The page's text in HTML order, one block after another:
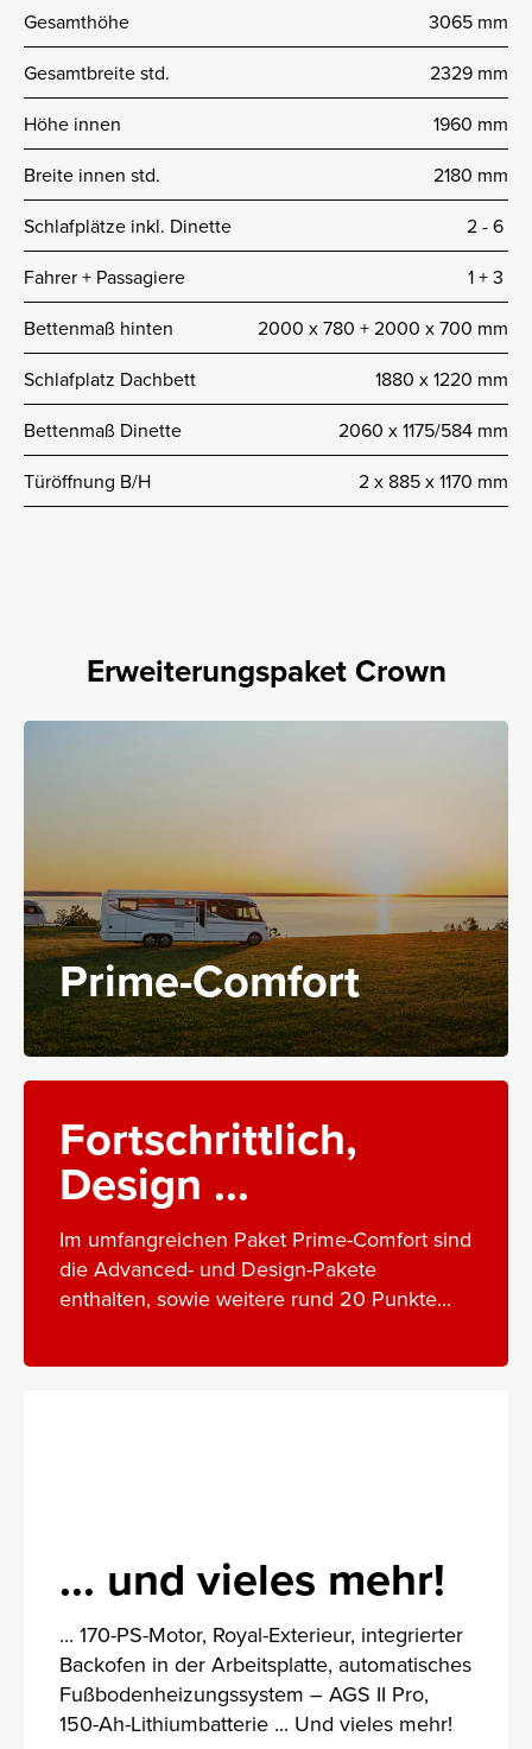
Gesamthöhe
3065 mm
Gesamtbreite std.
2329 mm
Höhe innen
1960 mm
Breite innen std.
2180 mm
Schlafplätze inkl. Dinette
2 -­ 6
Fahrer + Passagiere
1 + 3
Bettenmaß hinten
2000 x 780 + 2000 x 700 mm
Schlafplatz Dachbett
1880 x 1220 mm
Bettenmaß Dinette
2060 x 1175/584 mm
Türöffnung B/H
2 x 885 x 1170 mm
Erweiterungspaket Crown
Prime-Comfort
Fortschrittlich,
Design ...
Im umfangreichen Paket Prime-Comfort sind
die Advanced- und Design-Pakete
enthalten, sowie weitere rund 20 Punkte...
... und vieles mehr!
... 170-PS-Motor, Royal-Exterieur, integrierter
Backofen in der Arbeitsplatte, automatisches
Fußbodenheizungssystem – AGS II Pro,
150-Ah-Lithiumbatterie ... Und vieles mehr!